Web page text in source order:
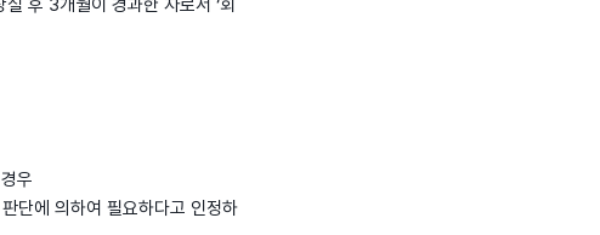
후 3개월이 경과한 자로서 ‘회
우
단에 의하여 필요하다고 인정하